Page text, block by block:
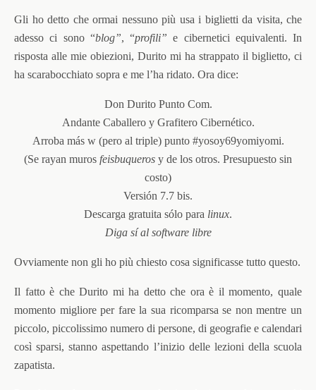
Gli ho detto che ormai nessuno più usa i biglietti da visita, che
adesso ci sono “blog”, “profili” e cibernetici equivalenti. In
risposta alle mie obiezioni, Durito mi ha strappato il biglietto, ci
ha scarabocchiato sopra e me l’ha ridato. Ora dice:
Don Durito Punto Com.
Andante Caballero y Grafitero Cibernético.
Arroba más w (pero al triple) punto #yosoy69yomiyomi.
(Se rayan muros feisbuqueros y de los otros. Presupuesto sin
costo)
Versión 7.7 bis.
Descarga gratuita sólo para linux.
Diga sí al software libre
Ovviamente non gli ho più chiesto cosa significasse tutto questo.
Il fatto è che Durito mi ha detto che ora è il momento, quale
momento migliore per fare la sua ricomparsa se non mentre un
piccolo, piccolissimo numero di persone, di geografie e calendari
così sparsi, stanno aspettando l’inizio delle lezioni della scuola
zapatista.